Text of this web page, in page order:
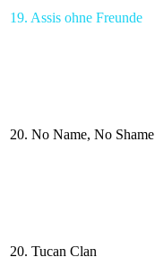
19. Assis ohne Freunde
20. No Name, No Shame
20. Tucan Clan